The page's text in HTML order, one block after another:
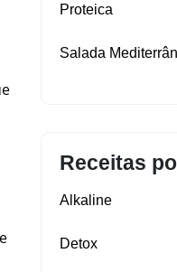
Proteica
Salada
Receitas
Alkaline
Detox